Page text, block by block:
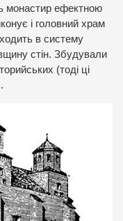
монастир ефектною
і головний храм
в систему
стін. Збудували
(тоді ці